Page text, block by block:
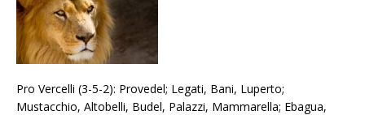
Pro Vercelli (3-5-2): Provedel; Legati, Bani, Luperto;
Mustacchio, Altobelli, Budel, Palazzi, Mammarella; Ebagua,